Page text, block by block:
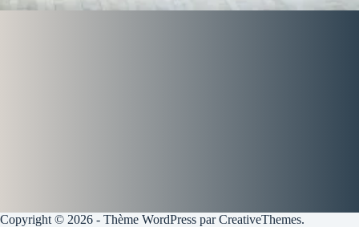
Copyright © 2026 - Thème WordPress parCreativeThemes.